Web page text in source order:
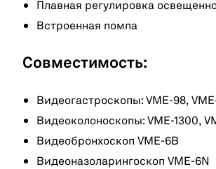
Плавная регулировка
Встроенная помпа
Совместимость:
Видеогастроскопы: VME-98,
Видеоколоноскопы: VME-1300,
Видеобронхоскоп VME-6B
Видеоназоларингоскоп VME-6N